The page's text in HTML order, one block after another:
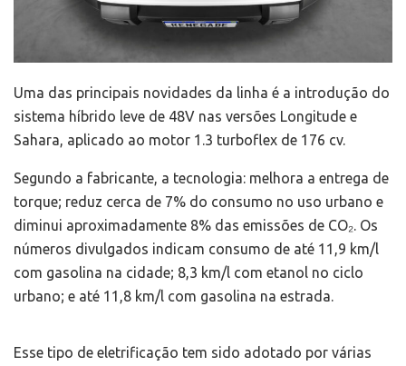
Uma das principais novidades da linha é a introdução do
sistema híbrido leve de 48V nas versões Longitude e
Sahara, aplicado ao motor 1.3 turboflex de 176 cv.
Segundo a fabricante, a tecnologia: melhora a entrega de
torque; reduz cerca de 7% do consumo no uso urbano e
diminui aproximadamente 8% das emissões de CO₂. Os
números divulgados indicam consumo de até 11,9 km/l
com gasolina na cidade; 8,3 km/l com etanol no ciclo
urbano; e até 11,8 km/l com gasolina na estrada.
Esse tipo de eletrificação tem sido adotado por várias